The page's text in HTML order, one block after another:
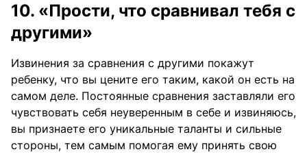
10. «Прости, что сравнивал тебя с
другими»
Извинения за сравнения с другими покажут
ребенку, что вы цените его таким, какой он есть на
самом деле. Постоянные сравнения заставляли его
чувствовать себя неуверенным в себе и извиняюсь,
вы признаете его уникальные таланты и сильные
стороны, тем самым помогая ему принять свою